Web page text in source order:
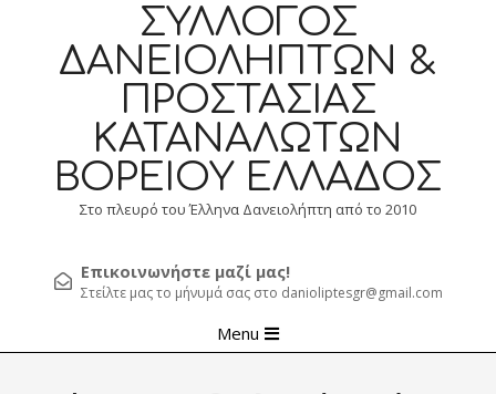
ΣΎΛΛΟΓΟΣ
ΔΑΝΕΙΟΛΗΠΤΏΝ &
ΠΡΟΣΤΑΣΊΑΣ
ΚΑΤΑΝΑΛΩΤΏΝ
ΒΟΡΕΊΟΥ ΕΛΛΆΔΟΣ
Στο πλευρό του Έλληνα Δανειολήπτη από το 2010
Επικοινωνήστε μαζί μας!
Στείλτε μας το μήνυμά σας στο danioliptesgr@gmail.com
Navigation
Menu